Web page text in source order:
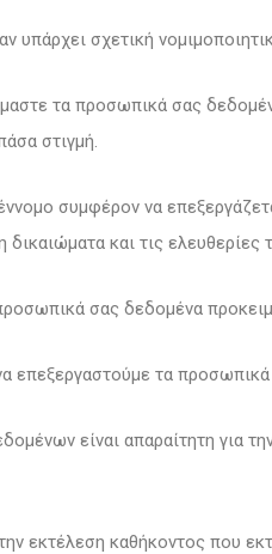
υπάρχει σχετική
τα προσωπικά σας
στιγμή.
συμφέρον να
και τις
σας δεδομένα
επεξεργαστούμε τα
είναι απαραίτητη για
εκτέλεση καθήκοντος που